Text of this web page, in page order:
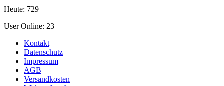
Heute: 729
User Online: 23
Kontakt
Datenschutz
Impressum
AGB
Versandkosten